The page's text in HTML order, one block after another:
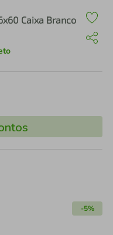
Caixa Branco
-5%